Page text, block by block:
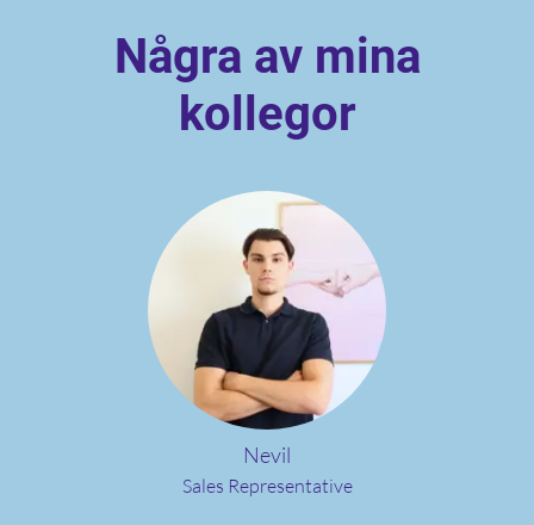
Några av mina
kollegor
Nevil
Sales Representative